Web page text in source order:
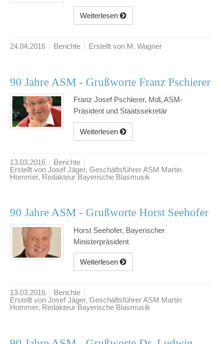
Weiterlesen
24.04.2016 Berichte Erstellt von M. Wagner
90 Jahre ASM - Grußworte Franz Pschierer
Franz Josef Pschierer, MdL ASM-
Präsident und Staatssekretär
Weiterlesen
13.03.2016
Berichte
Erstellt von Josef Jäger, Geschäftsführer ASM Martin
Hommer, Redakteur Bayerische Blasmusik
90 Jahre ASM - Grußworte Horst Seehofer
Horst Seehofer, Bayerischer
Ministerpräsident
Weiterlesen
13.03.2016
Berichte
Erstellt von Josef Jäger, Geschäftsführer ASM Martin
Hommer, Redakteur Bayerische Blasmusik